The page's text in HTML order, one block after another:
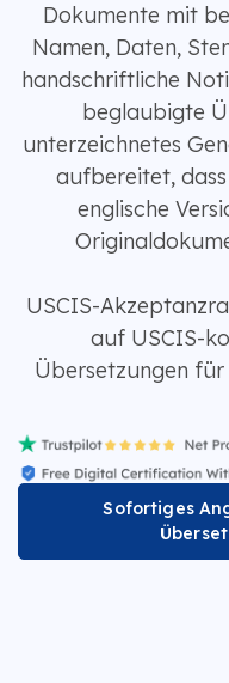
Dokumente mit
Namen, Daten,
handschriftliche
beglaubigte
unterzeichnetes
aufbereitet,
englische
USCIS-
auf USCIS-
Übersetzungen
Sofortiges